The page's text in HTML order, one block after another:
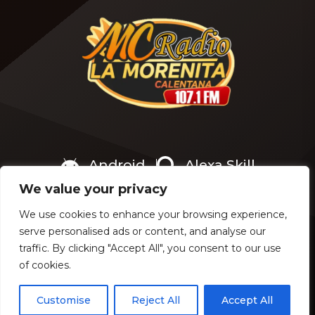
We value your privacy
We use cookies to enhance your browsing experience,
serve personalised ads or content, and analyse our
traffic. By clicking "Accept All", you consent to our use
of cookies.
Customise Reject All Accept All
Inmobiliarios , te atiende
encantada Mónica y todo
su equipo de profesionales
en un fantástico local junto
a la iglesia de Cabezón de
[…]
Android Alexa Skill
COPYRIGHT © 2024 - MC RADIO 107.1 FM - JAI PEDROZA